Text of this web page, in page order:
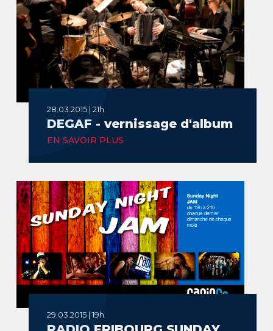
28.03.2015 | 21h
DEGAF - vernissage d'album
EN SAVOIR PLUS
29.03.2015 | 19h